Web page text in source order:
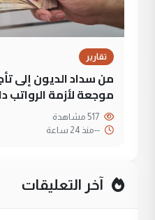
تقارير
من سداد الديون إلى
موجعة لأزمة الرواتب
--منذ 24 ساعة
آخر التعليقات